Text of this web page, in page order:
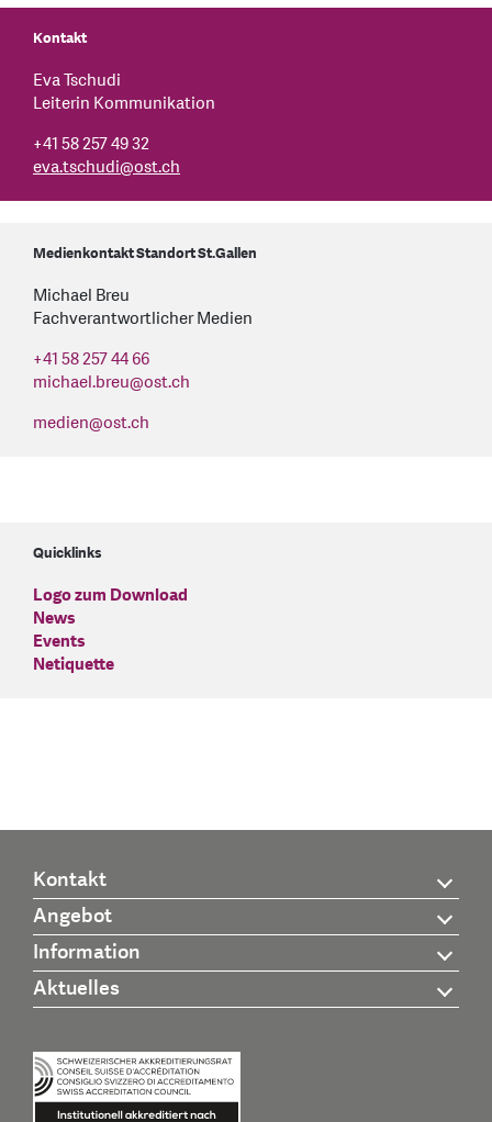
Kontakt
Eva Tschudi
Leiterin Kommunikation
+41 58 257 49 32
eva.tschudi@ost.ch
Medienkontakt Standort St.Gallen
Michael Breu
Fachverantwortlicher Medien
+41 58 257 44 66
michael.breu@ost.ch
medien@ost.ch
Quicklinks
Logo zum Download
News
Events
Netiquette
Kontakt
Angebot
Information
Aktuelles